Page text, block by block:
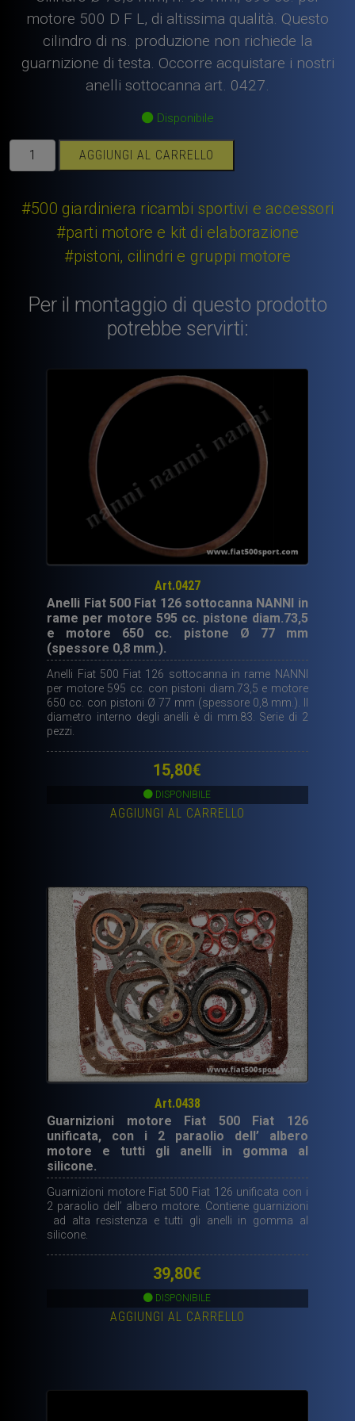
motore 500 D F L, di altissima qualità. Questo
cilindro di ns. produzione non richiede la
guarnizione di testa. Occorre acquistare i nostri
anelli sottocanna art. 0427.
Disponibile
Cilindro
Fiat
AGGIUNGI AL CARRELLO
#500 giardiniera ricambi sportivi e accessori
#parti motore e kit di elaborazione
#pistoni, cilindri e gruppi motore
Per il montaggio di questo prodotto
potrebbe servirti:
Art.0427
Anelli Fiat 500 Fiat 126 sottocanna NANNI in
rame per motore 595 cc. pistone diam.73,5
e motore 650 cc. pistone Ø 77 mm
(spessore 0,8 mm.).
Anelli Fiat 500 Fiat 126 sottocanna in rame NANNI
per motore 595 cc. con pistoni diam.73,5 e motore
650 cc. con pistoni Ø 77 mm (spessore 0,8 mm.). Il
diametro interno degli anelli è di mm.83. Serie di 2
pezzi.
15,80€
DISPONIBILE
AGGIUNGI AL CARRELLO
Art.0438
Guarnizioni motore Fiat 500 Fiat 126
unificata, con i 2 paraolio dell’ albero
motore e tutti gli anelli in gomma al
silicone.
Guarnizioni motore Fiat 500 Fiat 126 unificata con i
2 paraolio dell’ albero motore. Contiene guarnizioni
ad alta resistenza e tutti gli anelli in gomma al
silicone.
39,80€
DISPONIBILE
AGGIUNGI AL CARRELLO